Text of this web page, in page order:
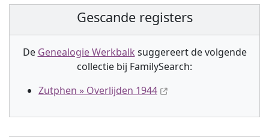
Gescande registers
De Genealogie Werkbalk suggereert de volgende
collectie bij FamilySearch:
Zutphen » Overlijden 1944